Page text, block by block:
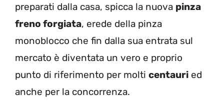
preparati dalla casa, spicca la nuova pinza
freno forgiata, erede della pinza
monoblocco che fin dalla sua entrata sul
mercato è diventata un vero e proprio
punto di riferimento per molti centauri ed
anche per la concorrenza.